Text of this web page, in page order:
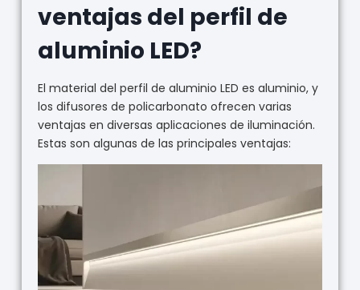
ventajas del perfil de
aluminio LED?
El material del perfil de aluminio LED es aluminio, y
los difusores de policarbonato ofrecen varias
ventajas en diversas aplicaciones de iluminación.
Estas son algunas de las principales ventajas: